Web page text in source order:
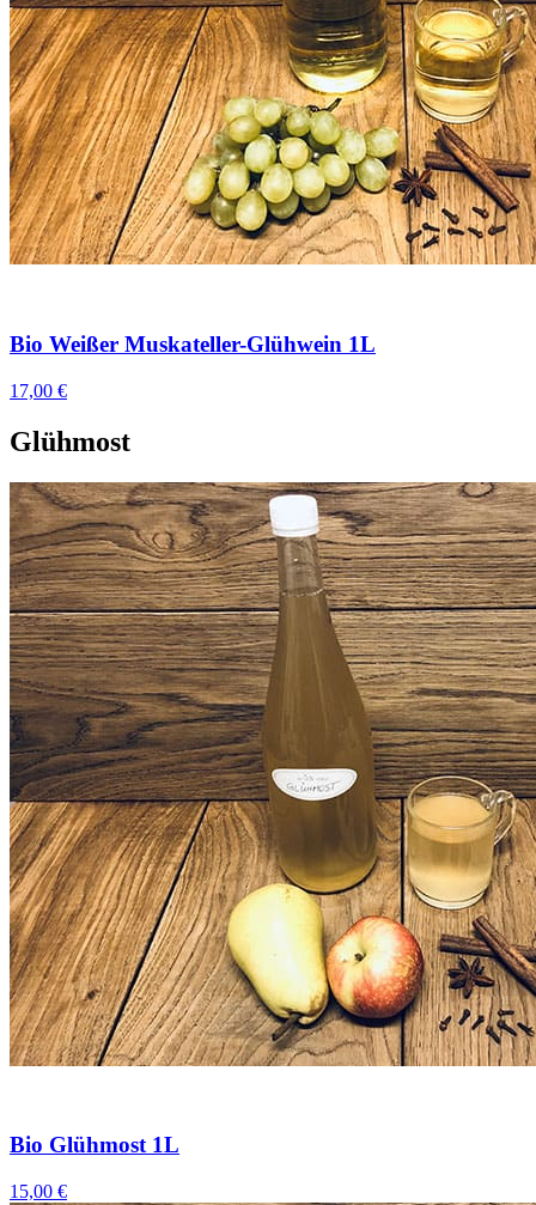
Bio Weißer Muskateller-Glühwein 1L
17,00 €
Glühmost
Bio Glühmost 1L
15,00 €